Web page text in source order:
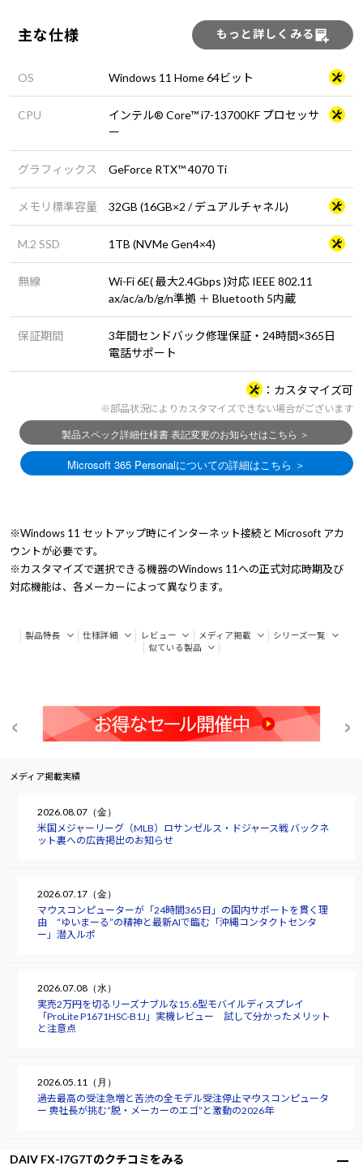
主な仕様 もっと詳しくみる
OS Windows 11 Home 64ビット
CPU
インテル® Core™ i7-13700KF プロセッサ
ー
グラフィックス GeForce RTX™ 4070 Ti
メモリ標準容量 32GB (16GB×2 / デュアルチャネル)
M.2 SSD 1TB (NVMe Gen4×4)
無線
Wi-Fi 6E( 最大2.4Gbps )対応 IEEE 802.11
ax/ac/a/b/g/n準拠 ＋ Bluetooth 5内蔵
保証期間
3年間センドバック修理保証・24時間×365日
電話サポート
カスタマイズ可
※部品状況によりカスタマイズできない場合がございます
※Windows 11 セットアップ時にインターネット接続と Microsoft アカ
ウントが必要です。
※カスタマイズで選択できる機器のWindows 11への正式対応時期及び
対応機能は、各メーカーによって異なります。
製品特長 仕様詳細 レビュー メディア掲載
シリーズ一覧
似ている製品
メディア掲載実績
2026.08.07（金）
米国メジャーリーグ（MLB）ロサンゼルス・ドジャース戦 バックネ
ット裏への広告掲出のお知らせ
2026.07.17（金）
マウスコンピューターが「24時間365日」の国内サポートを貫く理
由 “ゆいまーる”の精神と最新AIで臨む「沖縄コンタクトセンタ
ー」潜入ルポ
2026.07.08（水）
実売2万円を切るリーズナブルな15.6型モバイルディスプレイ
「ProLite P1671HSC-B1J」実機レビュー 試して分かったメリット
と注意点
2026.05.11（月）
過去最高の受注急増と苦渋の全モデル受注停止――マウスコンピュータ
ー 軣社長が挑む“脱・メーカーのエゴ”と激動の2026年
DAIV FX-I7G7Tのクチコミをみる